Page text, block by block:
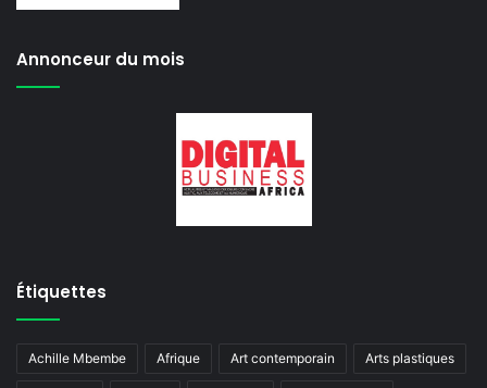
Annonceur du mois
Étiquettes
Achille Mbembe Afrique Art contemporain Arts plastiques